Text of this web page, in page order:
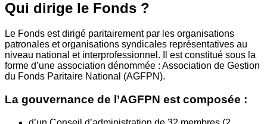
Qui dirige le Fonds ?
Le Fonds est dirigé paritairement par les organisations
patronales et organisations syndicales représentatives au
niveau national et interprofessionnel. Il est constitué sous la
forme d’une association dénommée : Association de Gestion
du Fonds Paritaire National (AGFPN).
La gouvernance de l’AGFPN est composée :